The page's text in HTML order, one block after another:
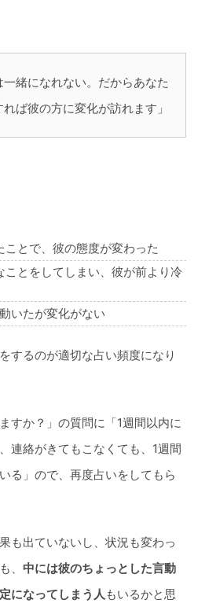
一緒になれない。だからあなた
ば彼の方に変化が訪れます」
ことで、彼の態度が変わった
ことをしてしまい、彼が前より冷
いたが変化がない
するのが適切な占い頻度になり
すか？」の質問に「1週間以内に
連絡がきてもこなくても、1週間
る」ので、再度占いをしてもら
も出ていないし、状況も変わっ
、 中には彼のちょっとした言動
になってしまう人 もいるかと思